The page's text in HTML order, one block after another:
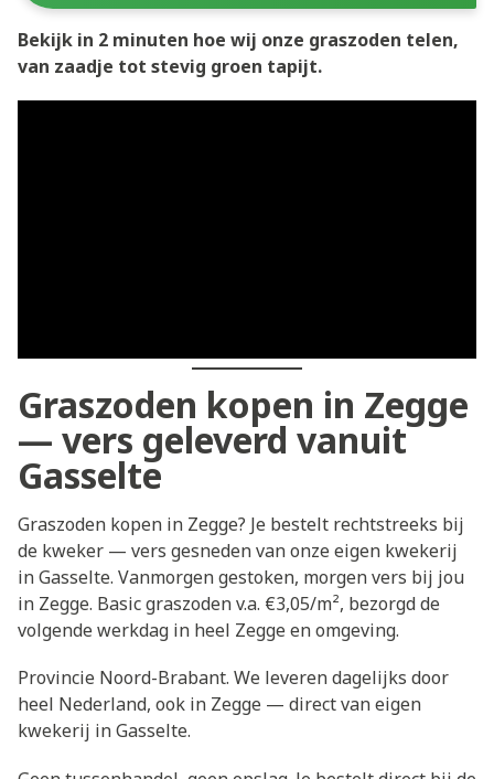
Bekijk in 2 minuten hoe wij onze graszoden telen,
van zaadje tot stevig groen tapijt.
Graszoden kopen in Zegge
— vers geleverd vanuit
Gasselte
Graszoden kopen in Zegge? Je bestelt rechtstreeks bij
de kweker — vers gesneden van onze eigen kwekerij
in Gasselte. Vanmorgen gestoken, morgen vers bij jou
in Zegge. Basic graszoden v.a. €3,05/m², bezorgd de
volgende werkdag in heel Zegge en omgeving.
Provincie Noord-Brabant. We leveren dagelijks door
heel Nederland, ook in Zegge — direct van eigen
kwekerij in Gasselte.